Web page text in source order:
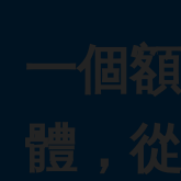
一個
體，